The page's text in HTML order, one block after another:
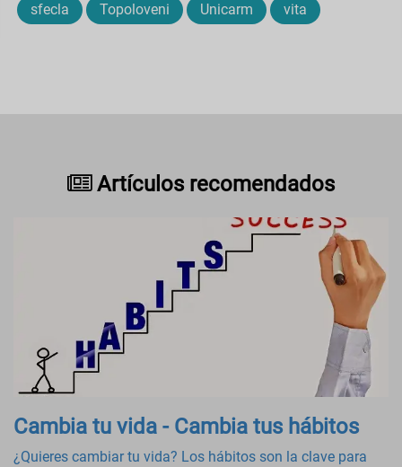
sfecla Topoloveni Unicarm vita
Artículos recomendados
Cambia tu vida - Cambia tus hábitos
¿Quieres cambiar tu vida? Los hábitos son la clave para